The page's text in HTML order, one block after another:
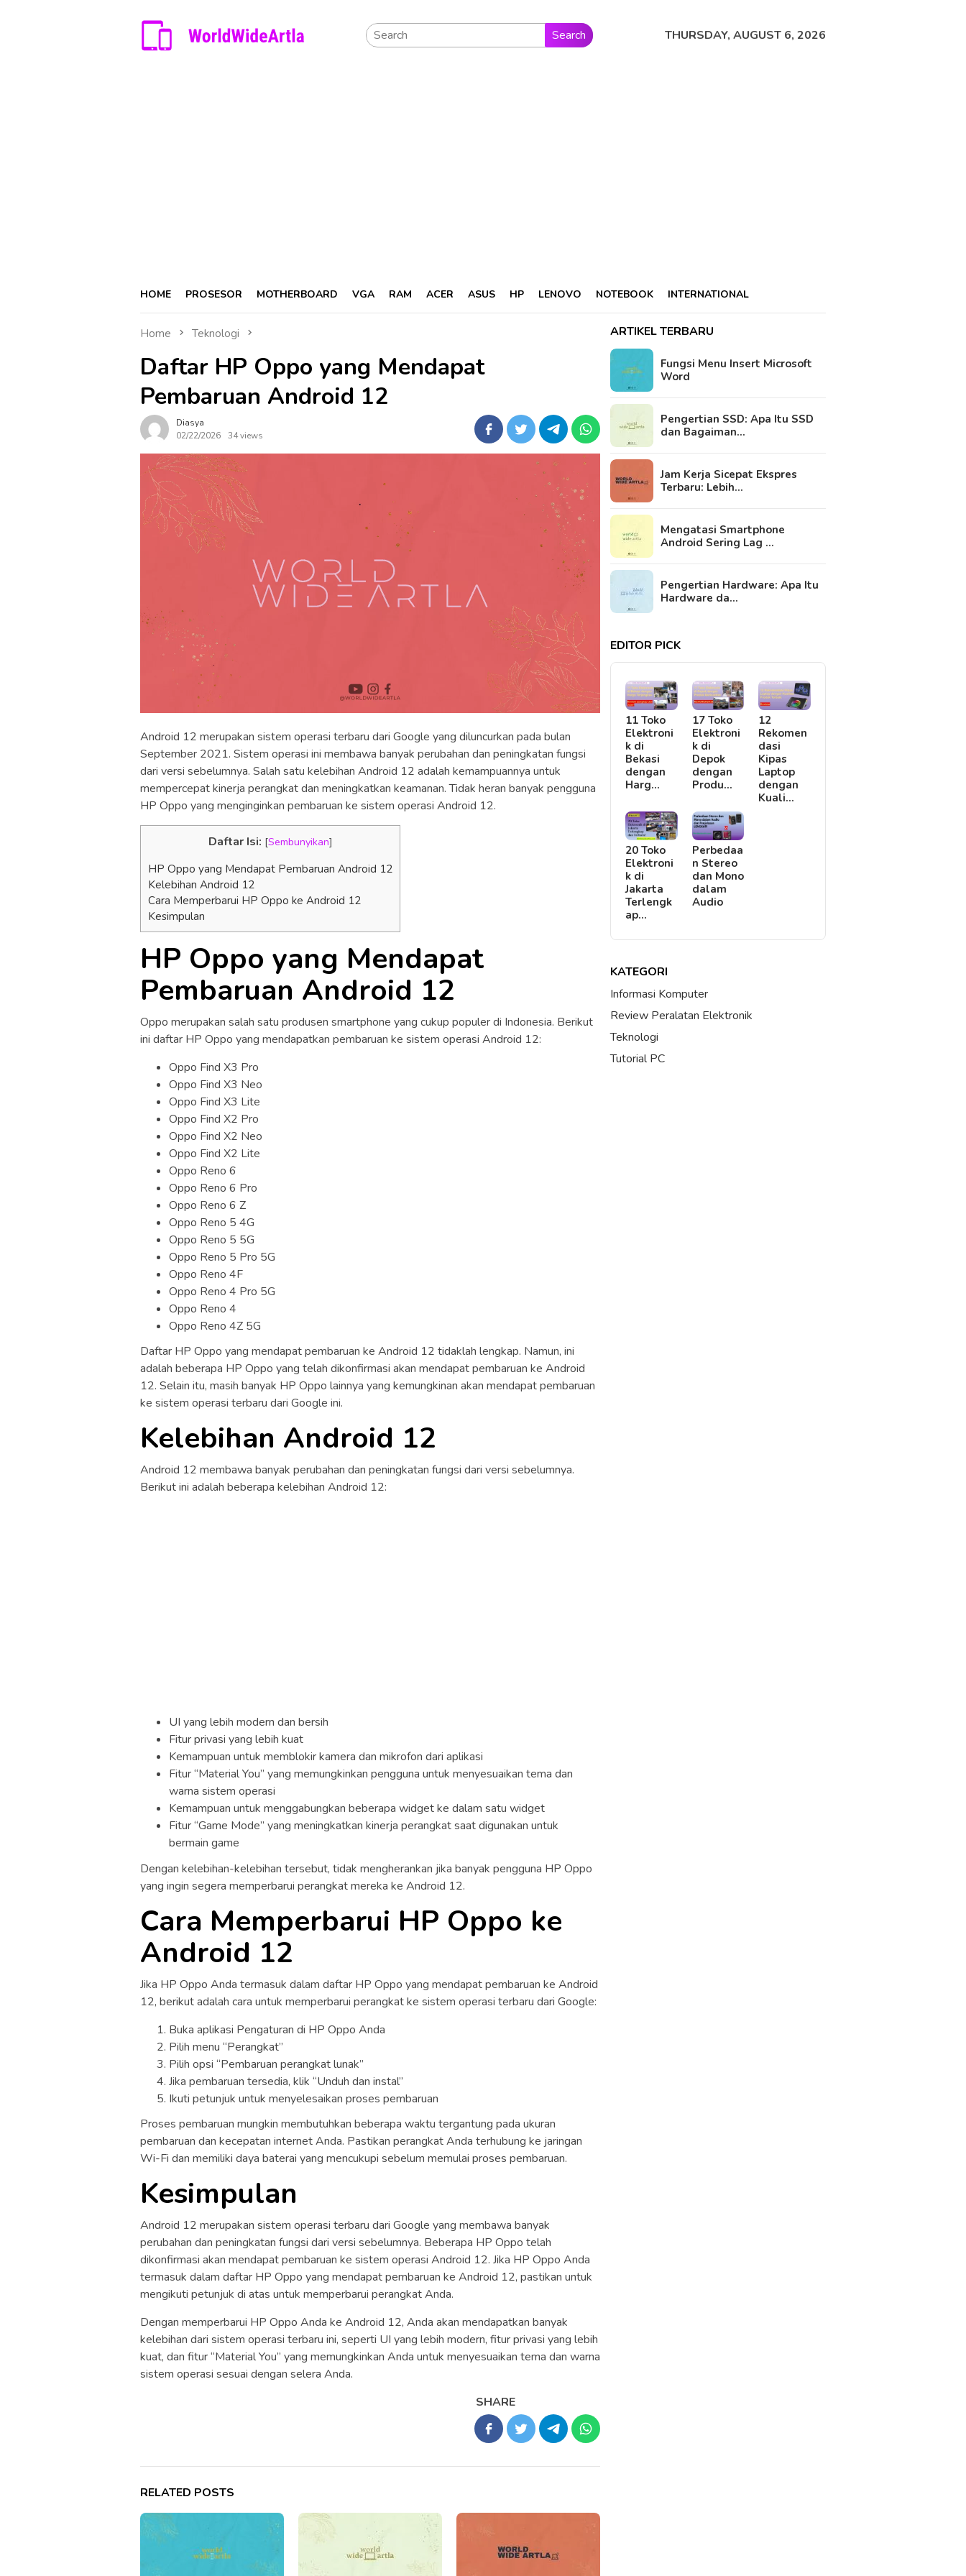
Search THURSDAY, AUGUST 6, 2026
HOME PROSESOR MOTHERBOARD VGA RAM ACER ASUS HP LENOVO NOTEBOOK INTERNATIONAL
Home Teknologi
Daftar HP Oppo yang Mendapat
Pembaruan Android 12
Diasya
02/22/2026
34 views
Android 12 merupakan sistem operasi terbaru dari Google yang diluncurkan pada bulan
September 2021. Sistem operasi ini membawa banyak perubahan dan peningkatan fungsi
dari versi sebelumnya. Salah satu kelebihan Android 12 adalah kemampuannya untuk
mempercepat kinerja perangkat dan meningkatkan keamanan. Tidak heran banyak pengguna
HP Oppo yang menginginkan pembaruan ke sistem operasi Android 12.
Daftar Isi: [Sembunyikan]
HP Oppo yang Mendapat Pembaruan Android 12
Kelebihan Android 12
Cara Memperbarui HP Oppo ke Android 12
Kesimpulan
HP Oppo yang Mendapat
Pembaruan Android 12
Oppo merupakan salah satu produsen smartphone yang cukup populer di Indonesia. Berikut
ini daftar HP Oppo yang mendapatkan pembaruan ke sistem operasi Android 12:
Oppo Find X3 Pro
Oppo Find X3 Neo
Oppo Find X3 Lite
Oppo Find X2 Pro
Oppo Find X2 Neo
Oppo Find X2 Lite
Oppo Reno 6
Oppo Reno 6 Pro
Oppo Reno 6 Z
Oppo Reno 5 4G
Oppo Reno 5 5G
Oppo Reno 5 Pro 5G
Oppo Reno 4F
Oppo Reno 4 Pro 5G
Oppo Reno 4
Oppo Reno 4Z 5G
Daftar HP Oppo yang mendapat pembaruan ke Android 12 tidaklah lengkap. Namun, ini
adalah beberapa HP Oppo yang telah dikonfirmasi akan mendapat pembaruan ke Android
12. Selain itu, masih banyak HP Oppo lainnya yang kemungkinan akan mendapat pembaruan
ke sistem operasi terbaru dari Google ini.
Kelebihan Android 12
Android 12 membawa banyak perubahan dan peningkatan fungsi dari versi sebelumnya.
Berikut ini adalah beberapa kelebihan Android 12:
UI yang lebih modern dan bersih
Fitur privasi yang lebih kuat
Kemampuan untuk memblokir kamera dan mikrofon dari aplikasi
Fitur “Material You” yang memungkinkan pengguna untuk menyesuaikan tema dan
warna sistem operasi
Kemampuan untuk menggabungkan beberapa widget ke dalam satu widget
Fitur “Game Mode” yang meningkatkan kinerja perangkat saat digunakan untuk
bermain game
Dengan kelebihan-kelebihan tersebut, tidak mengherankan jika banyak pengguna HP Oppo
yang ingin segera memperbarui perangkat mereka ke Android 12.
Cara Memperbarui HP Oppo ke
Android 12
Jika HP Oppo Anda termasuk dalam daftar HP Oppo yang mendapat pembaruan ke Android
12, berikut adalah cara untuk memperbarui perangkat ke sistem operasi terbaru dari Google:
Buka aplikasi Pengaturan di HP Oppo Anda
Pilih menu “Perangkat”
Pilih opsi “Pembaruan perangkat lunak”
Jika pembaruan tersedia, klik “Unduh dan instal”
Ikuti petunjuk untuk menyelesaikan proses pembaruan
Proses pembaruan mungkin membutuhkan beberapa waktu tergantung pada ukuran
pembaruan dan kecepatan internet Anda. Pastikan perangkat Anda terhubung ke jaringan
Wi-Fi dan memiliki daya baterai yang mencukupi sebelum memulai proses pembaruan.
Kesimpulan
Android 12 merupakan sistem operasi terbaru dari Google yang membawa banyak
perubahan dan peningkatan fungsi dari versi sebelumnya. Beberapa HP Oppo telah
dikonfirmasi akan mendapat pembaruan ke sistem operasi Android 12. Jika HP Oppo Anda
termasuk dalam daftar HP Oppo yang mendapat pembaruan ke Android 12, pastikan untuk
mengikuti petunjuk di atas untuk memperbarui perangkat Anda.
Dengan memperbarui HP Oppo Anda ke Android 12, Anda akan mendapatkan banyak
kelebihan dari sistem operasi terbaru ini, seperti UI yang lebih modern, fitur privasi yang lebih
kuat, dan fitur “Material You” yang memungkinkan Anda untuk menyesuaikan tema dan warna
sistem operasi sesuai dengan selera Anda.
SHARE
RELATED POSTS
ARTIKEL TERBARU
Fungsi Menu Insert Microsoft
Word
Pengertian SSD: Apa Itu SSD
dan Bagaiman…
Jam Kerja Sicepat Ekspres
Terbaru: Lebih…
Mengatasi Smartphone
Android Sering Lag …
Pengertian Hardware: Apa Itu
Hardware da…
EDITOR PICK
11 Toko
Elektroni
k di
Bekasi
dengan
Harg…
17 Toko
Elektroni
k di
Depok
dengan
Produ…
12
Rekomen
dasi
Kipas
Laptop
dengan
Kuali…
20 Toko
Elektroni
k di
Jakarta
Terlengk
ap…
Perbedaa
n Stereo
dan Mono
dalam
Audio
KATEGORI
Informasi Komputer
Review Peralatan Elektronik
Teknologi
Tutorial PC